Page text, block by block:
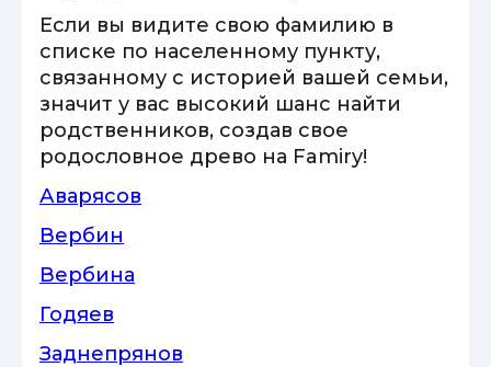
Если вы видите свою фамилию в
списке по населенному пункту,
связанному с историей вашей семьи,
значит у вас высокий шанс найти
родственников, создав свое
родословное древо на Famiry!
Аварясов
Вербин
Вербина
Годяев
Заднепрянов